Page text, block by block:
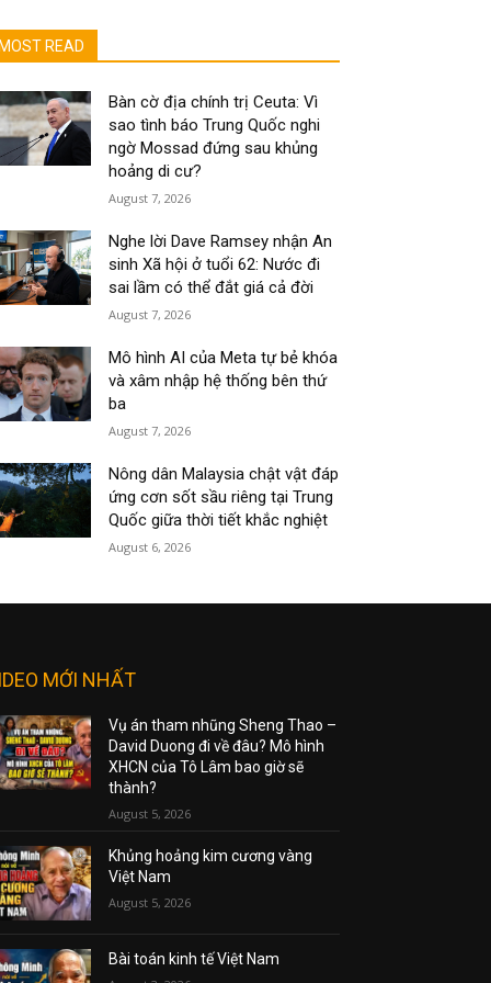
MOST READ
Bàn cờ địa chính trị Ceuta: Vì
sao tình báo Trung Quốc nghi
ngờ Mossad đứng sau khủng
hoảng di cư?
August 7, 2026
Nghe lời Dave Ramsey nhận An
sinh Xã hội ở tuổi 62: Nước đi
sai lầm có thể đắt giá cả đời
August 7, 2026
Mô hình AI của Meta tự bẻ khóa
và xâm nhập hệ thống bên thứ
ba
August 7, 2026
Nông dân Malaysia chật vật đáp
ứng cơn sốt sầu riêng tại Trung
Quốc giữa thời tiết khắc nghiệt
August 6, 2026
MỚI NHẤT
Vụ án tham nhũng Sheng Thao –
David Duong đi về đâu? Mô hình
XHCN của Tô Lâm bao giờ sẽ
thành?
August 5, 2026
Khủng hoảng kim cương vàng
Việt Nam
August 5, 2026
Bài toán kinh tế Việt Nam